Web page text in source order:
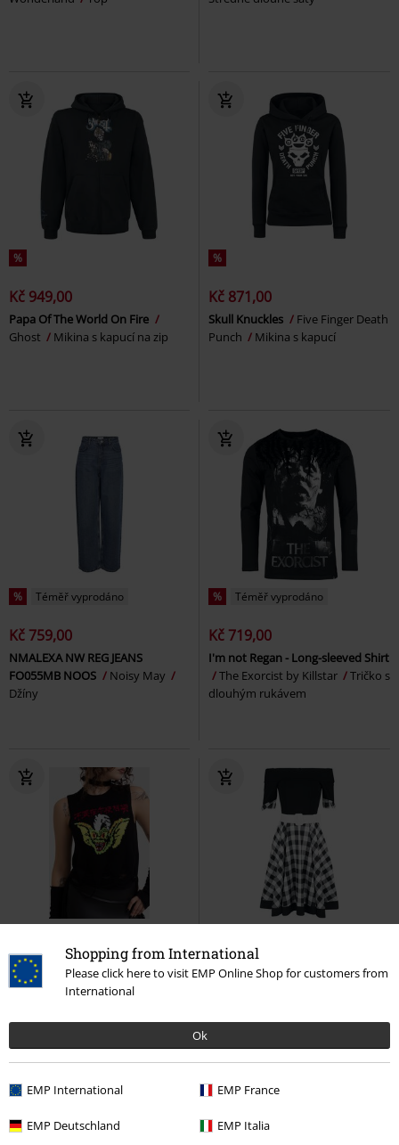
Shopping from International
Please click here to visit EMP Online Shop for customers from
International
Ok
EMP International EMP France
EMP Deutschland EMP Italia
%
Kč 949,00
Papa Of The World On Fire
Ghost
Mikina s kapucí na zip
%
Kč 871,00
Skull Knuckles
Five Finger Death
Punch
Mikina s kapucí
% Téměř vyprodáno
Kč 759,00
NMALEXA NW REG JEANS
FO055MB NOOS
Noisy May
Džíny
% Téměř vyprodáno
Kč 719,00
I'm not Regan - Long-sleeved Shirt
The Exorcist by Killstar
Tričko s
dlouhým rukávem
Kč 759,00
Pletené, pruhované tílko Gremlins
OdKč 1.709,00